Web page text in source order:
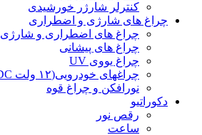
کنترلر شارژر خورشیدی
چراغ های شارژی و اضطراری
چراغ های اضطراری و شارژی
چراغ های پیشانی
چراغ یووی UV
چراغهای خودرویی(۱۲ ولت DC)
نورافکن و چراغ قوه
دکوراتیو
رقص نور
ساعت